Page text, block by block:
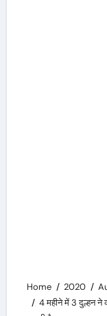
Home 2020
4 महीने में 3 दुल्हन ने